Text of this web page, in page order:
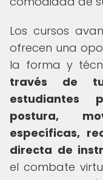
Los cursos
ofrecen una
la forma y
través de
estudiantes
postura,
específicas,
directa de
el combate